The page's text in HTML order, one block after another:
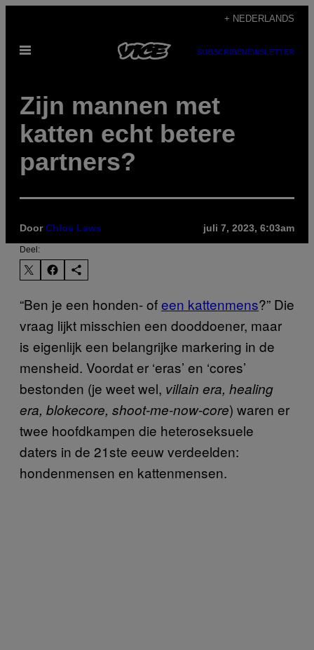
de
+ NEDERLANDS
Open
SUBSCRIBENEWSLETTER
Zijn mannen met
katten echt betere
partners?
DoorChloe Laws juli 7, 2023, 6:03am
Deel:
“Ben je een honden- ofeen kattenmens?” Die
vraag lijkt misschien een dooddoener, maar
is eigenlijk een belangrijke markering in de
mensheid. Voordat er ‘eras’ en ‘cores’
bestonden (je weet wel, villain era, healing
era, blokecore, shoot-me-now-core) waren er
twee hoofdkampen die heteroseksuele
daters in de 21ste eeuw verdeelden:
hondenmensen en kattenmensen.